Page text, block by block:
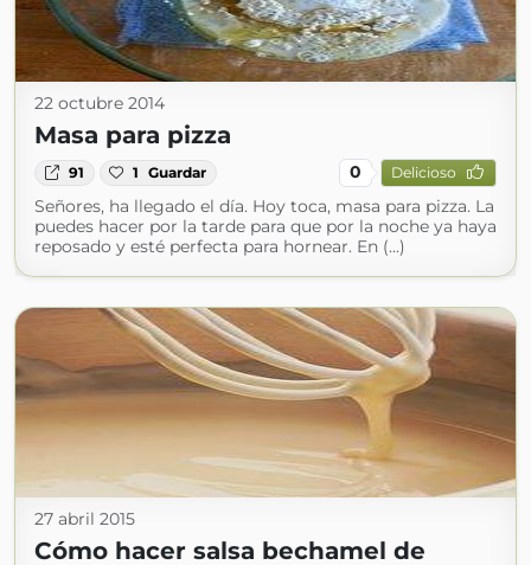
22 octubre 2014
Masa para pizza
91 1 Guardar 0 Delicioso
Señores, ha llegado el día. Hoy toca, masa para pizza. La
puedes hacer por la tarde para que por la noche ya haya
reposado y esté perfecta para hornear. En (...)
27 abril 2015
Cómo hacer salsa bechamel de